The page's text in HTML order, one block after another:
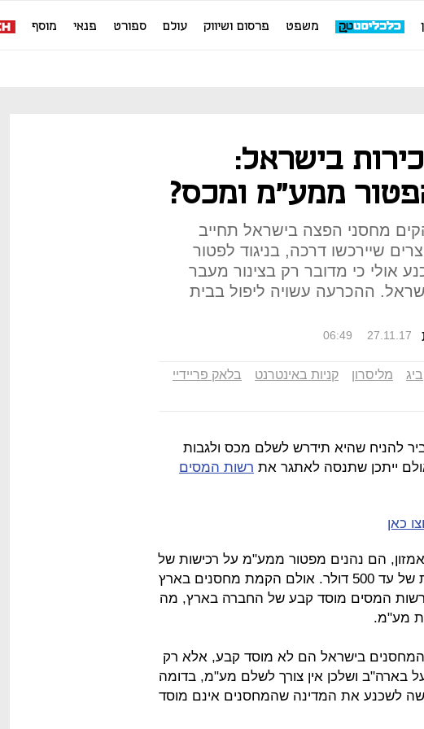
משפט פרסום ושיווק עולם ספורט פנאי מוסף
בישראל:
ממע"מ ומכס?
מחסני הפצה בישראל תחייב
שיירכשו דרכה, בניגוד לפטור
אולי כי מדובר רק בצינור מעבר
ההכרעה עשויה ליפול בבית
06:49 27.11.17
ביג מליסרון קניות באינטרנט בלאק פריידיי
להניח שהיא תידרש לשלם מכס ולגבות
ייתכן שתנסה לאתגר את רשות המסים
כאן
הם נהנים מפטור ממע"מ על רכישות של
עד 75 דולר ופטור ממכס עבור רכישות של עד 500 דולר. אולם הקמת מחסנים בארץ
רשות המסים מוסד קבע של החברה בארץ, מה
מע"מ.
בישראל הם לא מוסד קבע, אלא רק
בארה"ב ושלכן אין צורך לשלם מע"מ, בדומה
לשכנע את המדינה שהמחסנים אינם מוסד